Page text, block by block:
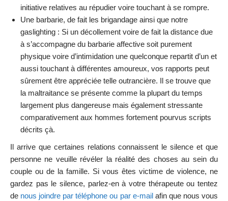
initiative relatives au répudier voire touchant à se rompre.
Une barbarie, de fait les brigandage ainsi que notre
gaslighting : Si un décollement voire de fait la distance due
à s’accompagne du barbarie affective soit purement
physique voire d’intimidation une quelconque repartit d’un et
aussi touchant à différentes amoureux, vos rapports peut
sûrement être appréciée telle outrancière. Il se trouve que
la maltraitance se présente comme la plupart du temps
largement plus dangereuse mais également stressante
comparativement aux hommes fortement pourvus scripts
décrits çà.
Il arrive que certaines relations connaissent le silence et que
personne ne veuille révéler la réalité des choses au sein du
couple ou de la famille. Si vous êtes victime de violence, ne
gardez pas le silence, parlez-en à votre thérapeute ou tentez
de nous joindre par téléphone ou par e-mailafin que nous vous